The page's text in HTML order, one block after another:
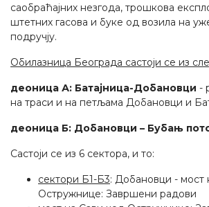
саобраћајних незгода, трошкова
штетних гасова и буке од возила на
подручју.
Обилазница Београда састоји се из
деоница А: Батајница-Добановци -
на траси и на петљама Добановци и
деоница Б: Добановци – Бубањ
Састоји се из 6 сектора, и то:
сектори Б1-Б3: Добановци - мост
Остружнице: Завршени радови